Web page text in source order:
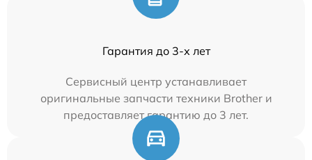
Гарантия до 3-х лет
Сервисный центр устанавливает
оригинальные запчасти техники Brother и
предоставляет гарантию до 3 лет.